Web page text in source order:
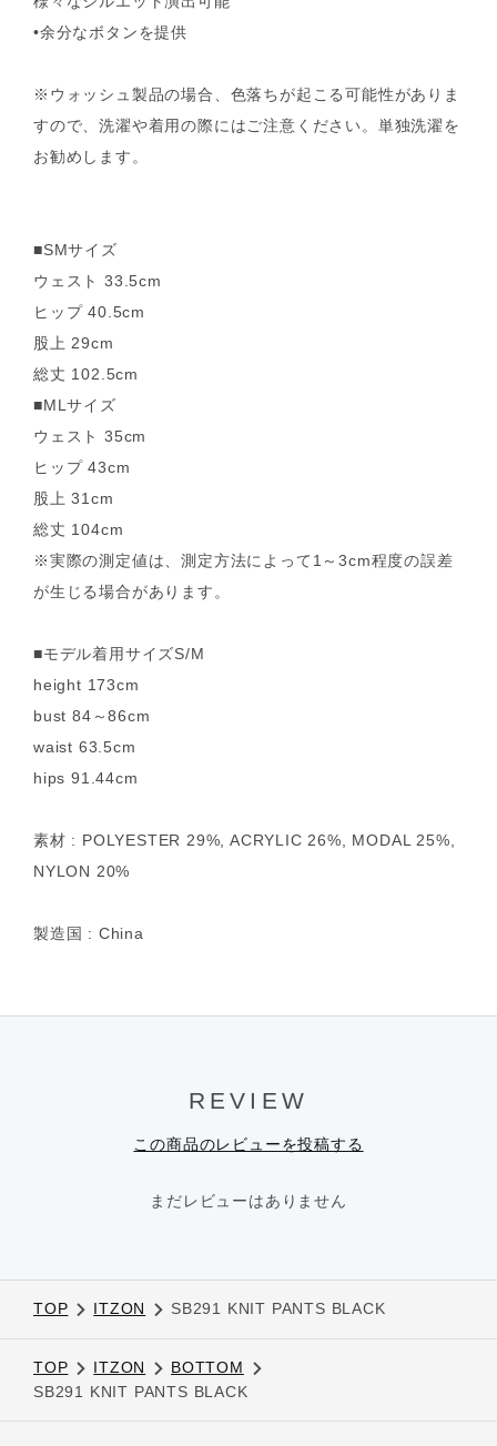
•余分なボタンを提供
※ウォッシュ製品の場合、色落ちが起こる可能性がありま
すので、洗濯や着用の際にはご注意ください。単独洗濯を
お勧めします。
■SMサイズ
ウェスト 33.5cm
ヒップ 40.5cm
股上 29cm
総丈 102.5cm
■MLサイズ
ウェスト 35cm
ヒップ 43cm
股上 31cm
総丈 104cm
※実際の測定値は、測定方法によって1～3cm程度の誤差
が生じる場合があります。
■モデル着用サイズS/M
height 173cm
bust 84～86cm
waist 63.5cm
hips 91.44cm
素材 : POLYESTER 29%, ACRYLIC 26%, MODAL 25%,
NYLON 20%
製造国 : China
REVIEW
この商品のレビューを投稿する
まだレビューはありません
TOP ITZON SB291 KNIT PANTS BLACK
TOP ITZON
BOTTOM
SB291 KNIT PANTS BLACK